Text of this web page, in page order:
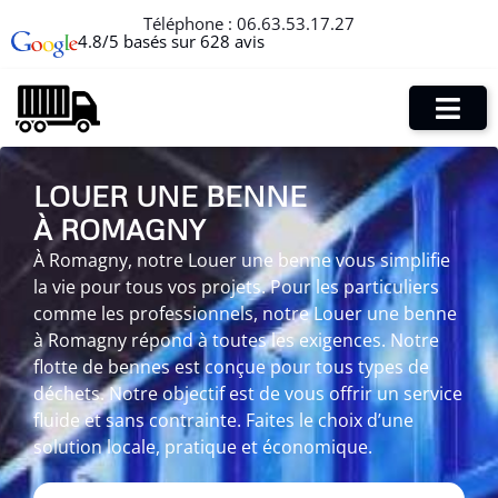
Téléphone : 06.63.53.17.27
4.8/5 basés sur 628 avis
LOUER UNE BENNE
À ROMAGNY
À Romagny, notre Louer une benne vous simplifie
la vie pour tous vos projets. Pour les particuliers
comme les professionnels, notre Louer une benne
à Romagny répond à toutes les exigences. Notre
flotte de bennes est conçue pour tous types de
déchets. Notre objectif est de vous offrir un service
fluide et sans contrainte. Faites le choix d’une
solution locale, pratique et économique.